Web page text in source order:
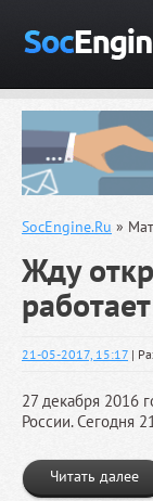
SocEngine.Ru »
Жду
21-05-2017, 15:17 |
27 декабря 2016
России. Сегодня
Читать далее